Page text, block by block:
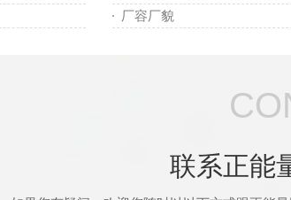
厂容厂貌
联系正能